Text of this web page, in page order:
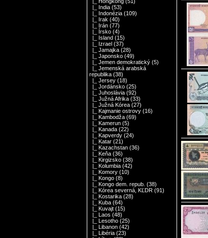
|_ India (53)
|_ Indonézia (109)
|_ Irak (40)
|_ Irán (77)
|_ Írsko (4)
|_ Island (15)
|_ Izrael (37)
|_ Jamajka (28)
|_ Japonsko (49)
|_ Jemen demokratický (5)
|_ Jemenská arabská
republika (38)
|_ Jersey (18)
|_ Jordánsko (25)
|_ Juhoslávia (92)
|_ Južná Afrika (33)
|_ Južná Kórea (27)
|_ Kajmanie ostrovy (16)
|_ Kambodža (69)
|_ Kamerun (5)
|_ Kanada (22)
|_ Kapverdy (24)
|_ Katar (21)
|_ Kazachstan (36)
|_ Keňa (36)
|_ Kirgizsko (38)
|_ Kolumbia (42)
|_ Komory (10)
|_ Kongo (8)
|_ Kongo dem. repub. (38)
|_ Kórea severná, KĽDR (91)
|_ Kostarika (28)
|_ Kuba (64)
|_ Kuvajt (15)
|_ Laos (48)
|_ Lesotho (25)
|_ Libanon (42)
|_ Libéria (23)